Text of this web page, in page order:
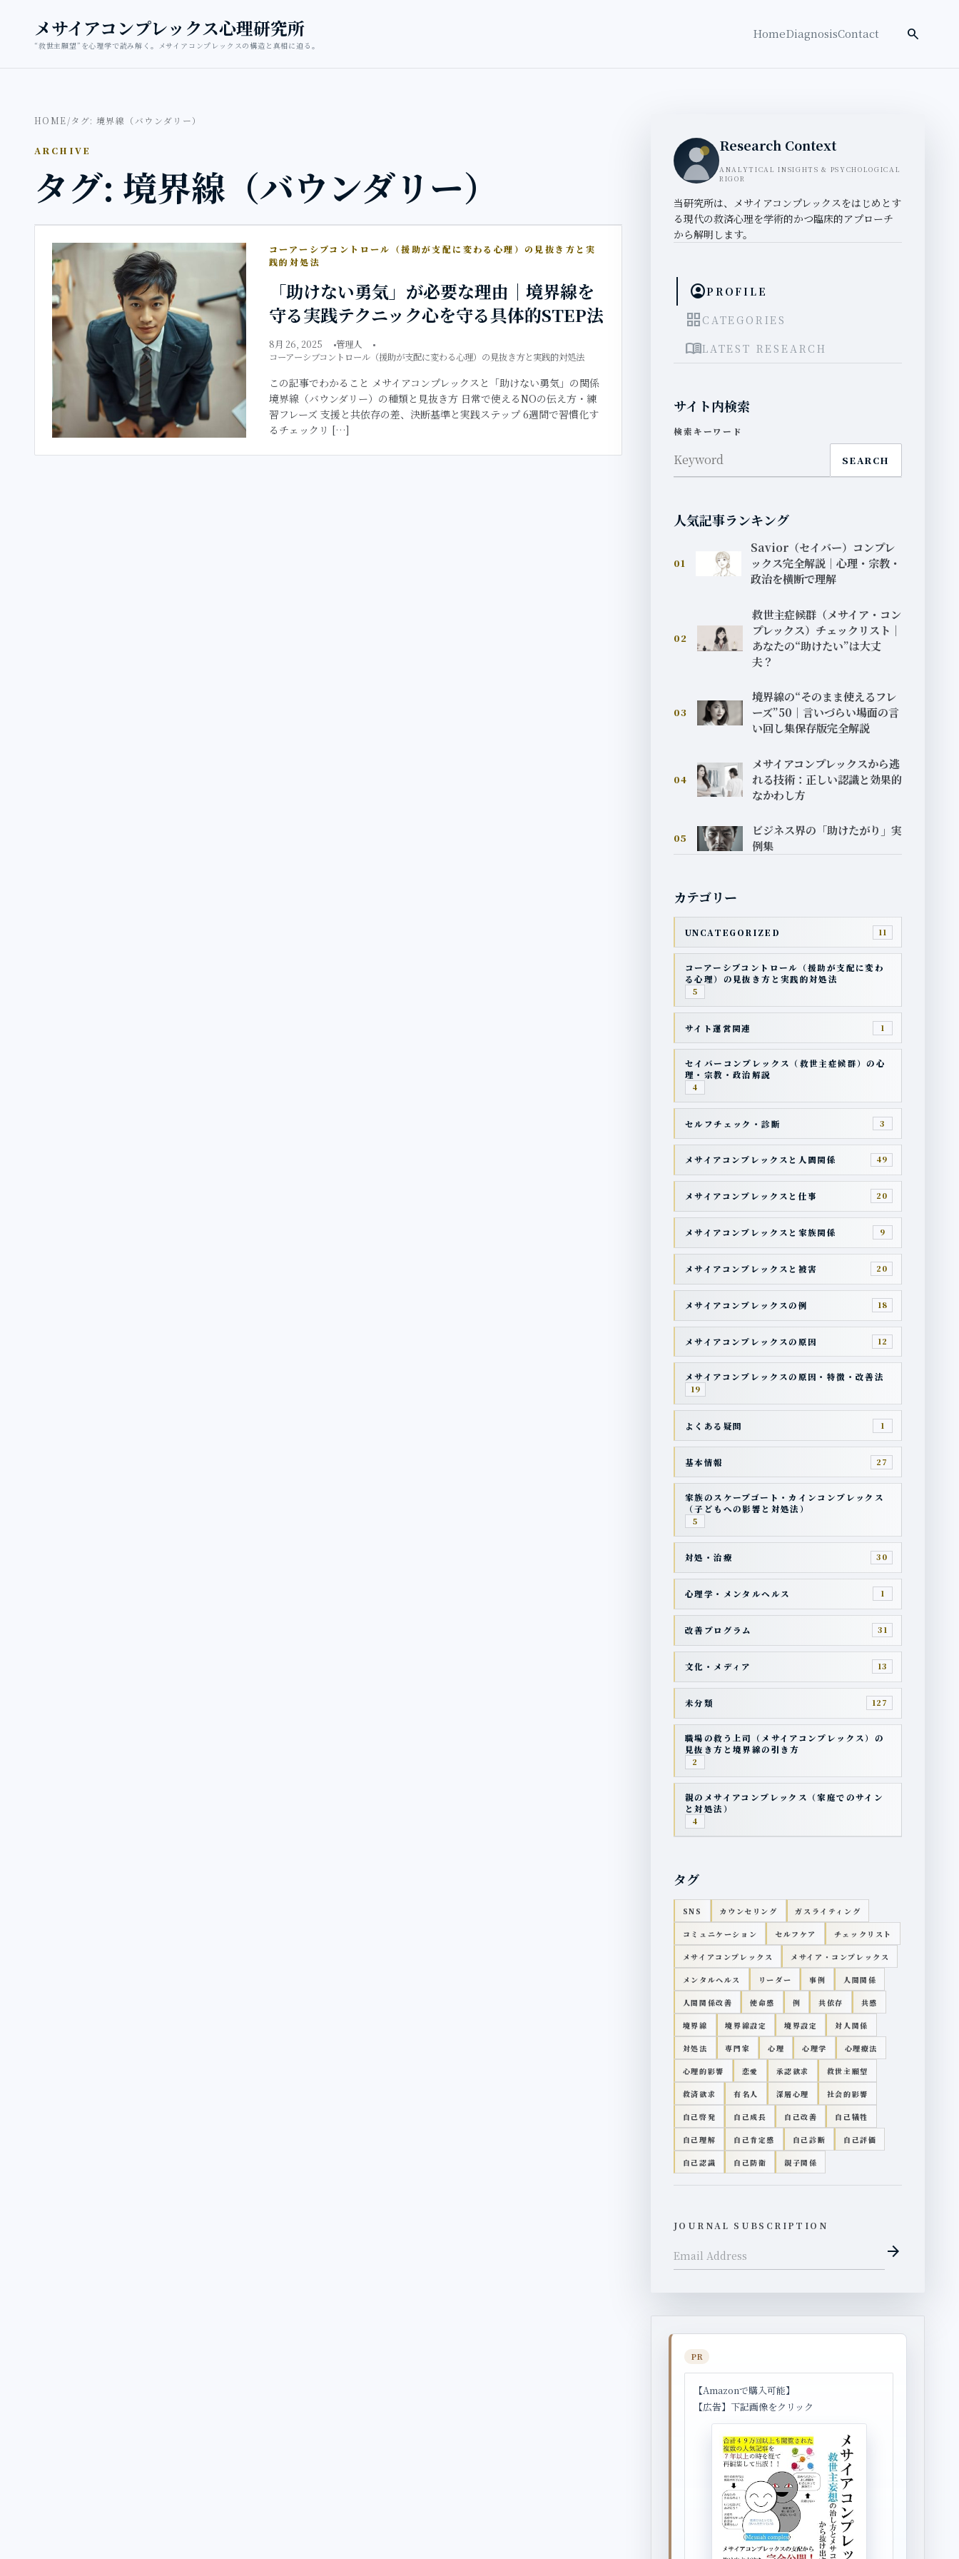
メサイアコンプレックス心理研究所
“救世主願望”を心理学で読み解く。メサイアコンプレックスの構造と真相に迫る。
HomeDiagnosisContact 検索を開く
search
HOME/タグ: 境界線（バウンダリー）
ARCHIVE
タグ: 境界線（バウンダリー）
コーアーシブコントロール（援助が支配に変わる心理）の見抜き方と実
践的対処法
「助けない勇気」が必要な理由｜境界線を
守る実践テクニック心を守る具体的STEP法
8月 26, 2025
管理人
コーアーシブコントロール（援助が支配に変わる心理）の見抜き方と実践的対処法
この記事でわかること メサイアコンプレックスと「助けない勇気」の関係
境界線（バウンダリー）の種類と見抜き方 日常で使えるNOの伝え方・練
習フレーズ 支援と共依存の差、決断基準と実践ステップ 6週間で習慣化す
るチェックリ […]
Research Context
ANALYTICAL INSIGHTS & PSYCHOLOGICAL
RIGOR
当研究所は、メサイアコンプレックスをはじめとす
る現代の救済心理を学術的かつ臨床的アプローチ
から解明します。
account_circlePROFILE
grid_view CATEGORIES
menu_bookLATEST RESEARCH
サイト内検索
検索キーワード
SEARCH
人気記事ランキング
01
Savior（セイバー）コンプレ
ックス完全解説｜心理・宗教・
政治を横断で理解
02
救世主症候群（メサイア・コン
プレックス）チェックリスト｜
あなたの“助けたい”は大丈
夫？
03
境界線の“そのまま使えるフレ
ーズ”50｜言いづらい場面の言
い回し集保存版完全解説
04
メサイアコンプレックスから逃
れる技術：正しい認識と効果的
なかわし方
05
ビジネス界の「助けたがり」実
例集
カテゴリー
UNCATEGORIZED 11
コーアーシブコントロール（援助が支配に変わ
る心理）の見抜き方と実践的対処法
5
サイト運営関連 1
セイバーコンプレックス（救世主症候群）の心
理・宗教・政治解説
4
セルフチェック・診断 3
メサイアコンプレックスと人間関係 49
メサイアコンプレックスと仕事 20
メサイアコンプレックスと家族関係 9
メサイアコンプレックスと被害 20
メサイアコンプレックスの例 18
メサイアコンプレックスの原因 12
メサイアコンプレックスの原因・特徴・改善法
19
よくある疑問 1
基本情報 27
家族のスケープゴート・カインコンプレックス
（子どもへの影響と対処法）
5
対処・治療 30
心理学・メンタルヘルス 1
改善プログラム 31
文化・メディア 13
未分類 127
職場の救う上司（メサイアコンプレックス）の
見抜き方と境界線の引き方
2
親のメサイアコンプレックス（家庭でのサイン
と対処法）
4
タグ
SNS カウンセリング ガスライティング
コミュニケーション セルフケア チェックリスト
メサイアコンプレックス メサイア・コンプレックス
メンタルヘルス リーダー 事例 人間関係
人間関係改善 使命感 例 共依存 共感
境界線 境界線設定 境界設定 対人関係
対処法 専門家 心理 心理学 心理療法
心理的影響 恋愛 承認欲求 救世主願望
救済欲求 有名人 深層心理 社会的影響
自己啓発 自己成長 自己改善 自己犠牲
自己理解 自己肯定感 自己診断 自己評価
自己認識 自己防衛 親子関係
JOURNAL SUBSCRIPTION
arrow_forward
PR
【Amazonで購入可能】
【広告】下記画像をクリック